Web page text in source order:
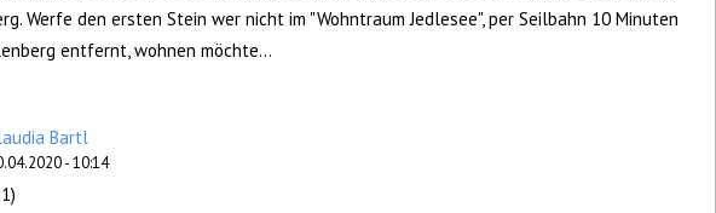
für
ein
die
ein
Werfe den ersten Stein wer nicht im "Wohntraum Jedlesee", per Seilbahn 10 Minuten
entfernt, wohnen möchte...
Bartl
- 10:14